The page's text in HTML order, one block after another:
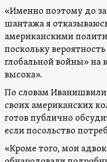
«Именно поэтому до
шантажа я
американскими
поскольку
глобальной войны» на
высока».
По словам
своих американских
готов публично
если посольство
«Кроме того, мои